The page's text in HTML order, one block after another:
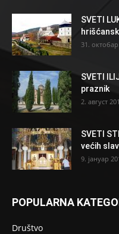
SVETI
31.
SVETI
praznik
2. август
SVETI
većih
9. јануар
POPULARNA
Društvo